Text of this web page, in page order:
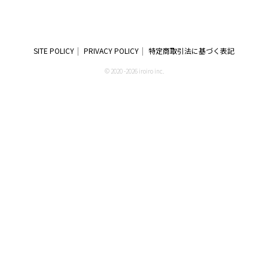
SITE POLICY PRIVACY POLICY 特定商取引法に基づく表記
© 2020 -2026 iroiro inc.